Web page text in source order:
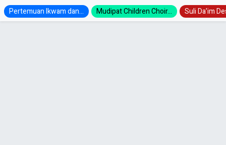
Pertemuan Ikwam dan... Mudipat Children Choir... Suli Da’im